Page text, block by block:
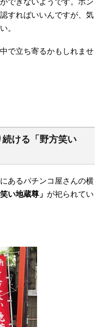
できないようです。ホン
すればいいんですが、気
。
で立ち寄るかもしれませ
ける「野方笑い
あるパチンコ屋さんの横
い地蔵尊」 が祀られてい